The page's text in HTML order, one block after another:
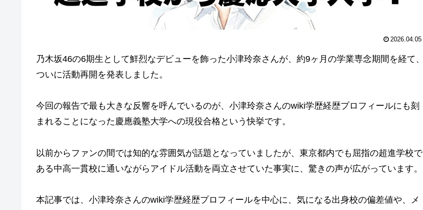
2026.04.05
乃木坂46の6期生として鮮烈なデビューを飾った小津玲奈さんが、約9ヶ月の学業専念期間を経て、
ついに活動再開を発表しました。
今回の報告で最も大きな反響を呼んでいるのが、小津玲奈さんのwiki学歴経歴プロフィールにも刻
まれることになった慶應義塾大学への現役合格という快挙です。
以前からファンの間では知的な雰囲気が話題となっていましたが、東京都内でも屈指の超進学校で
ある中高一貫校に通いながらアイドル活動を両立させていた事実に、驚きの声が広がっています。
本記事では、小津玲奈さんのwiki学歴経歴プロフィールを中心に、気になる出身校の偏差値や、メ